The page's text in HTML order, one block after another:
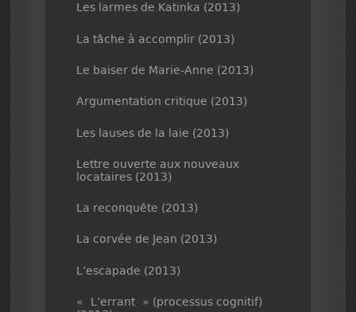
Les larmes de Katinka (2013)
La tâche à accomplir (2013)
Le baiser de Marie-Anne (2013)
Argumentation critique (2013)
Les lauses de la laie (2013)
Lettre ouverte aux nouveaux
locataires (2013)
La reconquête (2013)
La corvée de Jean (2013)
L’escapade (2013)
« L’errant » (processus cognitif)